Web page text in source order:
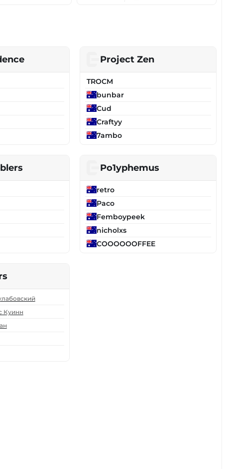
Project Zen
TROCM
bunbar
Cud
Craftyy
7ambo
Po1yphemus
retro
Paco
Femboypeek
nicholxs
COOOOOOFFEE
Куинн